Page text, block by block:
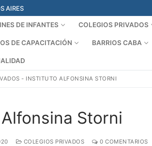
AIRES
DE INFANTES COLEGIOS PRIVADOS
DE CAPACITACIÓN BARRIOS CABA
- INSTITUTO ALFONSINA STORNI
Storni
COLEGIOS PRIVADOS 0 COMENTARIOS